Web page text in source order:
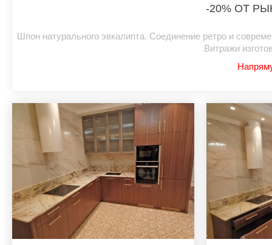
-20% ОТ
Шпон натурального эвкалипта. Соединение ретро и
Витражи